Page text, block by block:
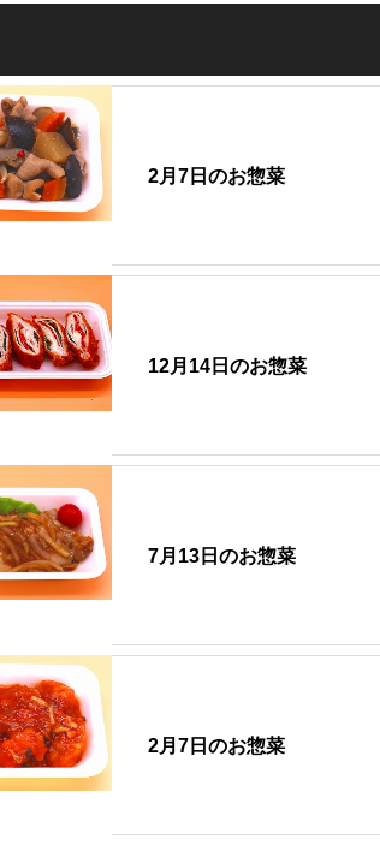
2月7日のお惣菜
12月14日のお惣菜
7月13日のお惣菜
2月7日のお惣菜